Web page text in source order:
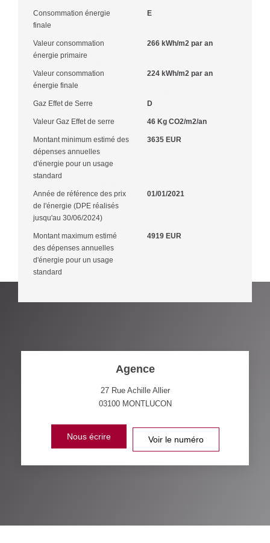
Consommation énergie
finale
E
Valeur consommation
énergie primaire
266 kWh/m2 par an
Valeur consommation
énergie finale
224 kWh/m2 par an
Gaz Effet de Serre D
Valeur Gaz Effet de serre 46 Kg CO2/m2/an
Montant minimum estimé des
dépenses annuelles
d'énergie pour un usage
standard
3635 EUR
Année de référence des prix
de l'énergie (DPE réalisés
jusqu'au 30/06/2024)
01/01/2021
Montant maximum estimé
des dépenses annuelles
d'énergie pour un usage
standard
4919 EUR
Agence
27 Rue Achille Allier
03100 MONTLUCON
Nous écrire Voir le numéro